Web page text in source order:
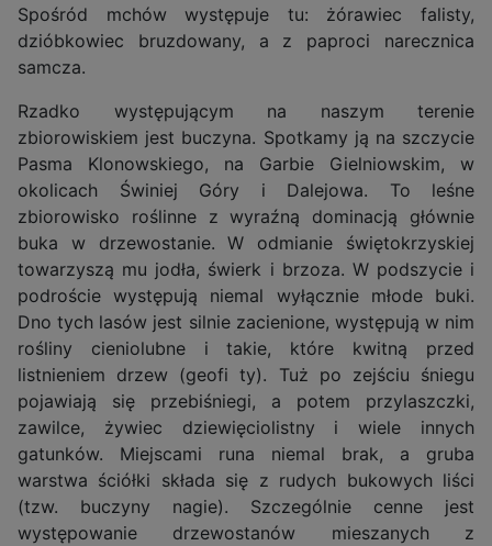
Spośród mchów występuje tu: żórawiec falisty,
dzióbkowiec bruzdowany, a z paproci narecznica
samcza.
Rzadko występującym na naszym terenie
zbiorowiskiem jest buczyna. Spotkamy ją na szczycie
Pasma Klonowskiego, na Garbie Gielniowskim, w
okolicach Świniej Góry i Dalejowa. To leśne
zbiorowisko roślinne z wyraźną dominacją głównie
buka w drzewostanie. W odmianie świętokrzyskiej
towarzyszą mu jodła, świerk i brzoza. W podszycie i
podroście występują niemal wyłącznie młode buki.
Dno tych lasów jest silnie zacienione, występują w nim
rośliny cieniolubne i takie, które kwitną przed
listnieniem drzew (geofi ty). Tuż po zejściu śniegu
pojawiają się przebiśniegi, a potem przylaszczki,
zawilce, żywiec dziewięciolistny i wiele innych
gatunków. Miejscami runa niemal brak, a gruba
warstwa ściółki składa się z rudych bukowych liści
(tzw. buczyny nagie). Szczególnie cenne jest
występowanie drzewostanów mieszanych z